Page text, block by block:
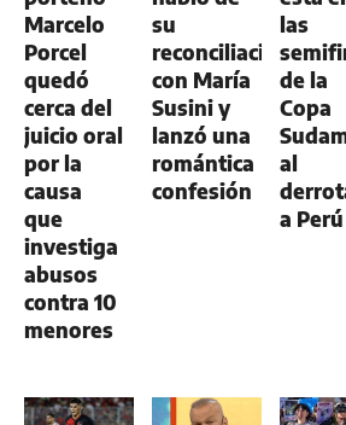
Marcelo
Porcel
quedó
cerca del
juicio oral
por la
causa
que
investiga
abusos
contra 10
menores
su
reconciliación
con María
Susini y
lanzó una
romántica
confesión
las
de la
Copa
al
a Perú